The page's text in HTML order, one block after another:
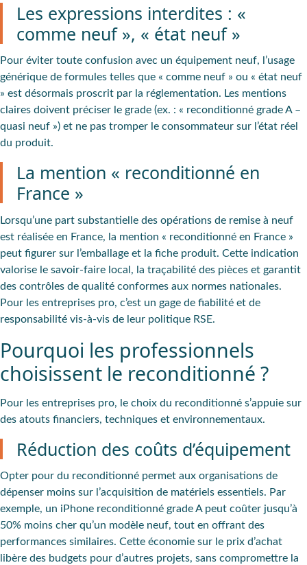
Les expressions interdites : «
comme neuf », « état neuf »
Pour éviter toute confusion avec un équipement neuf, l’usage
générique de formules telles que « comme neuf » ou « état neuf
» est désormais proscrit par la réglementation. Les mentions
claires doivent préciser le grade (ex. : « reconditionné grade A –
quasi neuf ») et ne pas tromper le consommateur sur l’état réel
du produit.
La mention « reconditionné en
France »
Lorsqu’une part substantielle des opérations de remise à neuf
est réalisée en France, la mention « reconditionné en France »
peut figurer sur l’emballage et la fiche produit. Cette indication
valorise le savoir-faire local, la traçabilité des pièces et garantit
des contrôles de qualité conformes aux normes nationales.
Pour les entreprises pro, c’est un gage de fiabilité et de
responsabilité vis-à-vis de leur politique RSE.
Pourquoi les professionnels
choisissent le reconditionné ?
Pour les entreprises pro, le choix du reconditionné s’appuie sur
des atouts financiers, techniques et environnementaux.
Réduction des coûts d’équipement
Opter pour du reconditionné permet aux organisations de
dépenser moins sur l’acquisition de matériels essentiels. Par
exemple, un iPhone reconditionné grade A peut coûter jusqu’à
50% moins cher qu’un modèle neuf, tout en offrant des
performances similaires. Cette économie sur le prix d’achat
libère des budgets pour d’autres projets, sans compromettre la